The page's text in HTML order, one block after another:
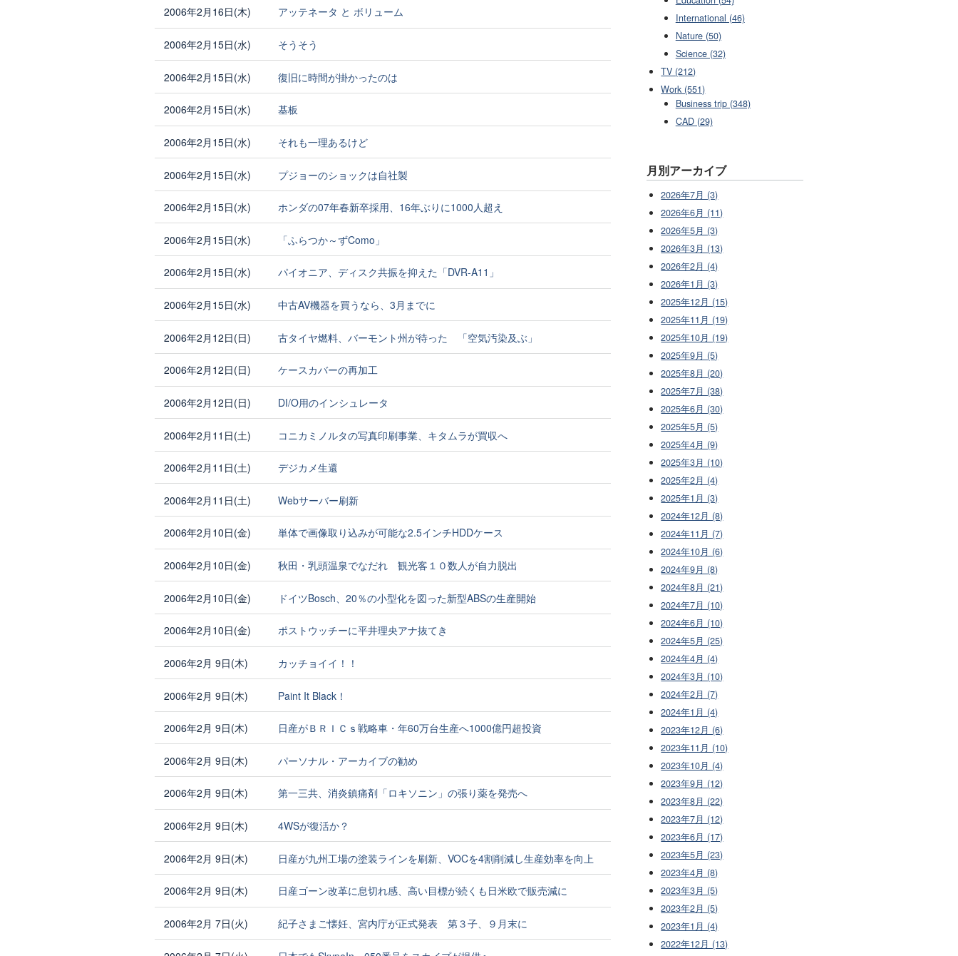
2006年2月16日(木) アッテネータ と ボリューム
2006年2月15日(水) そうそう
2006年2月15日(水) 復旧に時間が掛かったのは
2006年2月15日(水) 基板
2006年2月15日(水) それも一理あるけど
2006年2月15日(水) プジョーのショックは自社製
2006年2月15日(水) ホンダの07年春新卒採用、16年ぶりに1000人超え
2006年2月15日(水) 「ふらつか～ずComo」
2006年2月15日(水) パイオニア、ディスク共振を抑えた「DVR-A11」
2006年2月15日(水) 中古AV機器を買うなら、3月までに
2006年2月12日(日) 古タイヤ燃料、バーモント州が待った 「空気汚染及ぶ」
2006年2月12日(日) ケースカバーの再加工
2006年2月12日(日) DI/O用のインシュレータ
2006年2月11日(土) コニカミノルタの写真印刷事業、キタムラが買収へ
2006年2月11日(土) デジカメ生還
2006年2月11日(土) Webサーバー刷新
2006年2月10日(金) 単体で画像取り込みが可能な2.5インチHDDケース
2006年2月10日(金) 秋田・乳頭温泉でなだれ 観光客１０数人が自力脱出
2006年2月10日(金) ドイツBosch、20％の小型化を図った新型ABSの生産開始
2006年2月10日(金) ポストウッチーに平井理央アナ抜てき
2006年2月 9日(木) カッチョイイ！！
2006年2月 9日(木) Paint It Black！
2006年2月 9日(木) 日産がＢＲＩＣｓ戦略車・年60万台生産へ1000億円超投資
2006年2月 9日(木) パーソナル・アーカイブの勧め
2006年2月 9日(木) 第一三共、消炎鎮痛剤「ロキソニン」の張り薬を発売へ
2006年2月 9日(木) 4WSが復活か？
2006年2月 9日(木) 日産が九州工場の塗装ラインを刷新、VOCを4割削減し生産効率を向上
2006年2月 9日(木) 日産ゴーン改革に息切れ感、高い目標が続くも日米欧で販売減に
2006年2月 7日(火) 紀子さまご懐妊、宮内庁が正式発表 第３子、９月末に
International (46)
Nature (50)
Science (32)
TV (212)
Work (551)
Business trip (348)
CAD (29)
月別アーカイブ
2026年7月 (3)
2026年6月 (11)
2026年5月 (3)
2026年3月 (13)
2026年2月 (4)
2026年1月 (3)
2025年12月 (15)
2025年11月 (19)
2025年10月 (19)
2025年9月 (5)
2025年8月 (20)
2025年7月 (38)
2025年6月 (30)
2025年5月 (5)
2025年4月 (9)
2025年3月 (10)
2025年2月 (4)
2025年1月 (3)
2024年12月 (8)
2024年11月 (7)
2024年10月 (6)
2024年9月 (8)
2024年8月 (21)
2024年7月 (10)
2024年6月 (10)
2024年5月 (25)
2024年4月 (4)
2024年3月 (10)
2024年2月 (7)
2024年1月 (4)
2023年12月 (6)
2023年11月 (10)
2023年10月 (4)
2023年9月 (12)
2023年8月 (22)
2023年7月 (12)
2023年6月 (17)
2023年5月 (23)
2023年4月 (8)
2023年3月 (5)
2023年2月 (5)
2023年1月 (4)
2022年12月 (13)